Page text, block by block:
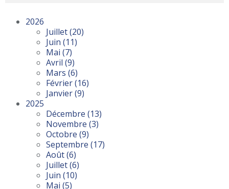
2026
Juillet(20)
Juin (11)
Mai (7)
Avril (9)
Mars (6)
Février(16)
Janvier(9)
2025
Décembre (13)
Novembre (3)
Octobre (9)
Septembre (17)
Août(6)
Juillet(6)
Juin (10)
Mai (5)